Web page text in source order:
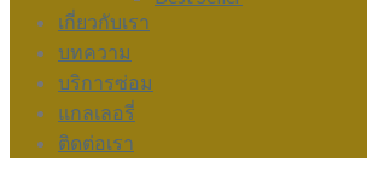
เกี่ยวกับเรา
บทความ
บริการซ่อม
แกลเลอรี่
ติดต่อเรา